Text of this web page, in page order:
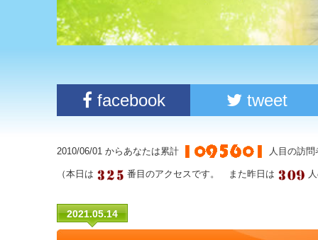
facebook tweet
2010/06/01 からあなたは累計 人目の訪
（本日は 番目のアクセスです。 また昨日は
2021.05.14